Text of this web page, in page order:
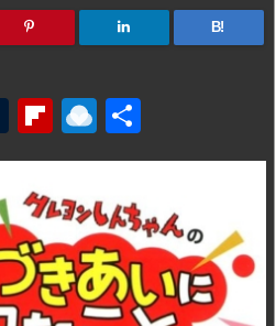
B!
T
u
m
bl
r
Fl
ip
o
ar
d
R
ai
dr
o
p.
有